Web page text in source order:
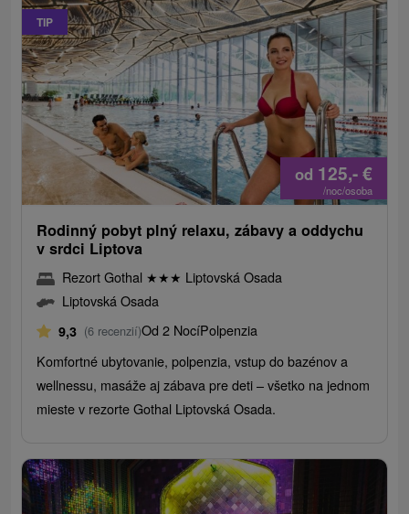
TIP
od 125,-€
/noc/osoba
Rodinný pobyt plný relaxu, zábavy a oddychu
v srdci Liptova
Rezort Gothal ★★★ Liptovská Osada
Liptovská Osada
9,3 (6 recenzií)Od 2 NocíPolpenzia
Komfortné ubytovanie, polpenzia, vstup do bazénov a
wellnessu, masáže aj zábava pre deti – všetko na jednom
mieste v rezorte Gothal Liptovská Osada.